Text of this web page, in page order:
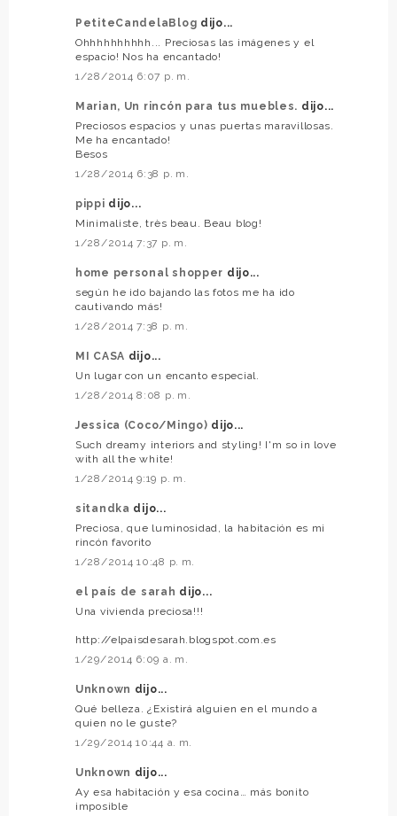
PetiteCandelaBlog dijo...
Ohhhhhhhhhh... Preciosas las imágenes y el
espacio! Nos ha encantado!
1/28/2014 6:07 p. m.
Marian, Un rincón para tus muebles. dijo...
Preciosos espacios y unas puertas maravillosas.
Me ha encantado!
Besos
1/28/2014 6:38 p. m.
pippi dijo...
Minimaliste, très beau. Beau blog!
1/28/2014 7:37 p. m.
home personal shopper dijo...
según he ido bajando las fotos me ha ido
cautivando más!
1/28/2014 7:38 p. m.
MI CASA dijo...
Un lugar con un encanto especial.
1/28/2014 8:08 p. m.
Jessica (Coco/Mingo) dijo...
Such dreamy interiors and styling! I'm so in love
with all the white!
1/28/2014 9:19 p. m.
sitandka dijo...
Preciosa, que luminosidad, la habitación es mi
rincón favorito
1/28/2014 10:48 p. m.
el país de sarah dijo...
Una vivienda preciosa!!!
http://elpaisdesarah.blogspot.com.es
1/29/2014 6:09 a. m.
Unknown dijo...
Qué belleza. ¿Existirá alguien en el mundo a
quien no le guste?
1/29/2014 10:44 a. m.
Unknown dijo...
Ay esa habitación y esa cocina… más bonito
imposible